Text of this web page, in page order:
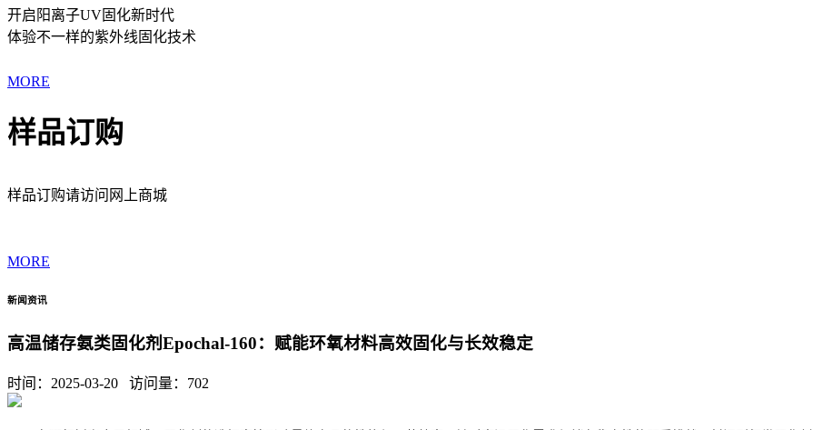
开启阳离子UV固化新时代
体验不一样的紫外线固化技术
MORE
样品订购
样品订购请访问网上商城
MORE
新闻资讯
高温储存氨类固化剂Epochal-160：赋能环氧材料高效固化与长效稳定
时间：2025-03-20 访问量： 702